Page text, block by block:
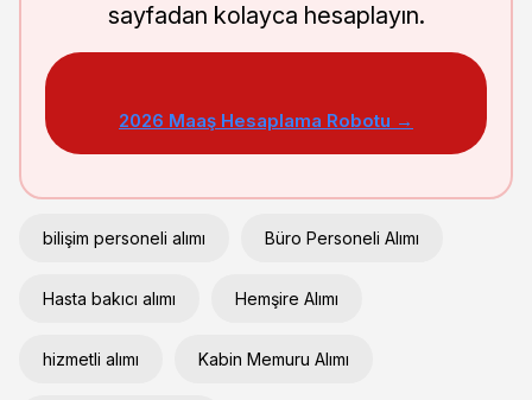
sayfadan kolayca hesaplayın.
2026 Maaş Hesaplama Robotu →
bilişim personeli alımı Büro Personeli Alımı
Hasta bakıcı alımı Hemşire Alımı
hizmetli alımı Kabin Memuru Alımı